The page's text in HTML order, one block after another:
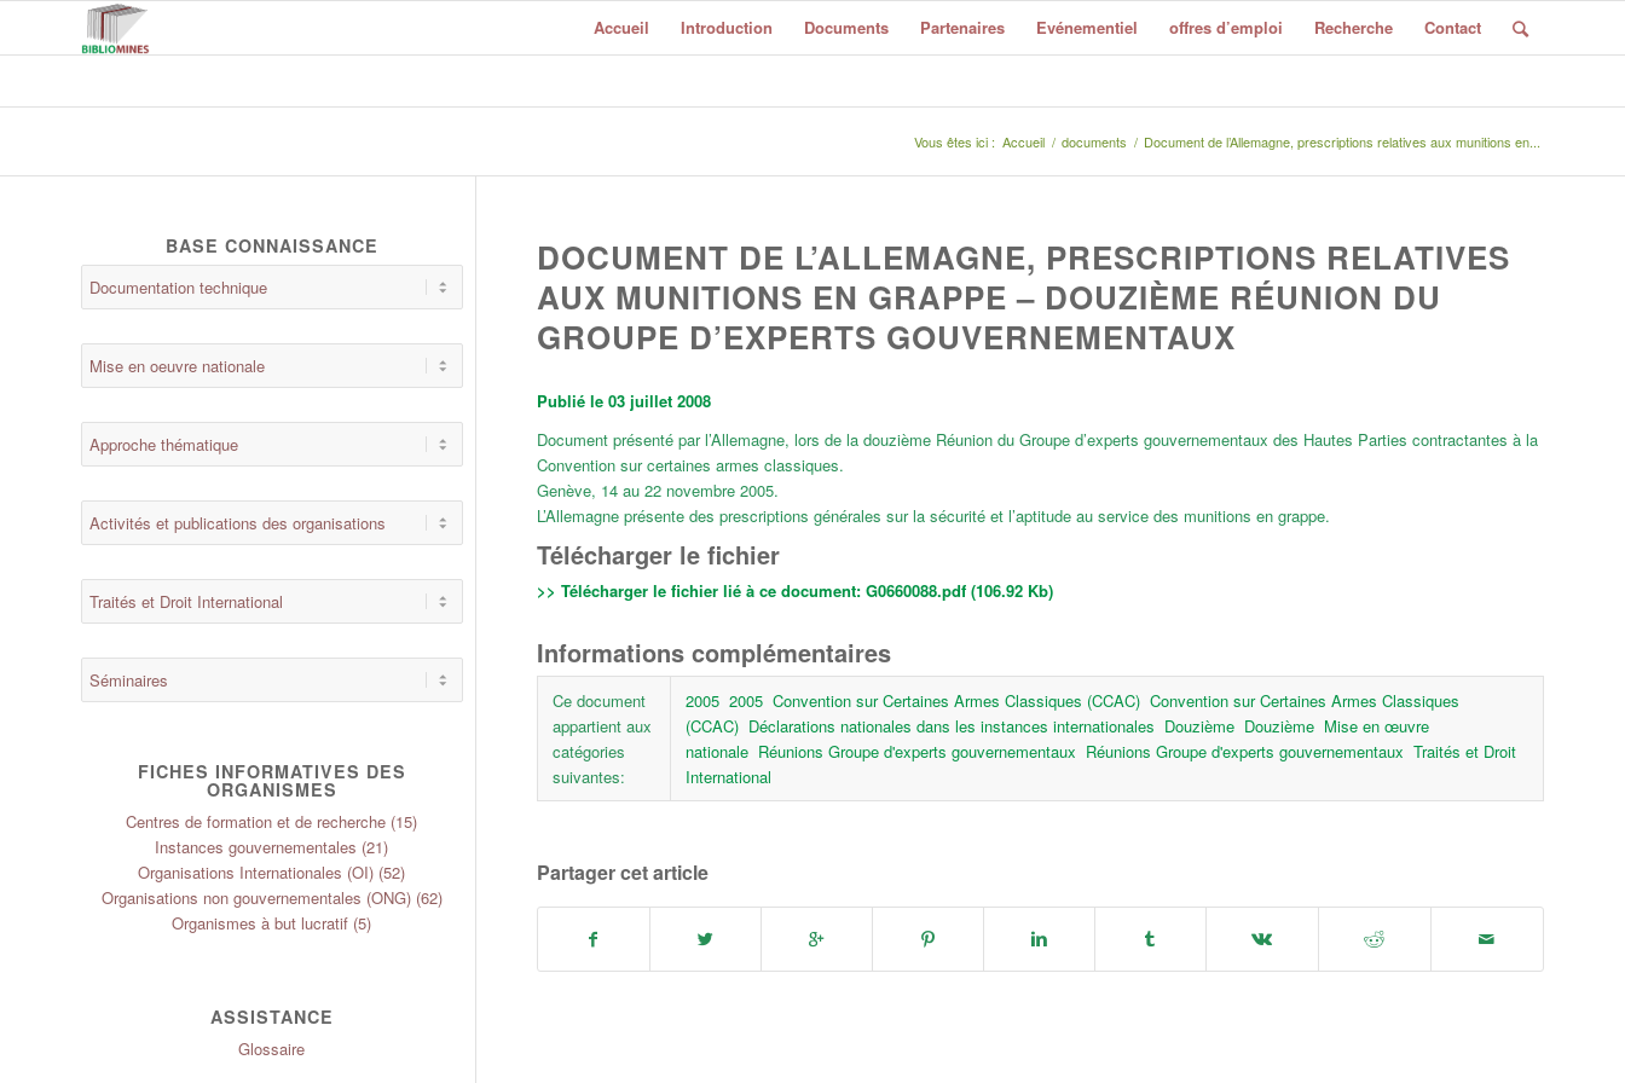
Accueil Introduction Documents Partenaires Evénementiel offres d’emploi Recherche Contact
Vous êtes ici : Accueil / documents / Document de l’Allemagne, prescriptions relatives aux munitions en...
DOCUMENT DE L’ALLEMAGNE, PRESCRIPTIONS RELATIVES
AUX MUNITIONS EN GRAPPE – DOUZIÈME RÉUNION DU
GROUPE D’EXPERTS GOUVERNEMENTAUX
Publié le 03 juillet 2008
Document présenté par l’Allemagne, lors de la douzième Réunion du Groupe d’experts gouvernementaux des Hautes Parties contractantes à la
Convention sur certaines armes classiques.
Genève, 14 au 22 novembre 2005.
L’Allemagne présente des prescriptions générales sur la sécurité et l’aptitude au service des munitions en grappe.
Télécharger le fichier
>> Télécharger le fichier lié à ce document: G0660088.pdf (106.92 Kb)
Informations complémentaires
Ce document
appartient aux
catégories
suivantes:
2005 2005 Convention sur Certaines Armes Classiques (CCAC) Convention sur Certaines Armes Classiques
(CCAC) Déclarations nationales dans les instances internationales Douzième Douzième Mise en œuvre
nationale Réunions Groupe d'experts gouvernementaux Réunions Groupe d'experts gouvernementaux Traités et Droit
International
Partager cet article
BASE CONNAISSANCE
FICHES INFORMATIVES DES
ORGANISMES
Centres de formation et de recherche (15)
Instances gouvernementales (21)
Organisations Internationales (OI) (52)
Organisations non gouvernementales (ONG)(62)
Organismes à but lucratif (5)
ASSISTANCE
Glossaire